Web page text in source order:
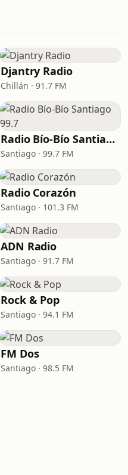
Djantry Radio
Chillán · 91.7 FM
Radio Bío-Bío Santiago 99.7
Santiago · 99.7 FM
Radio Corazón
Santiago · 101.3 FM
ADN Radio
Santiago · 91.7 FM
Rock & Pop
Santiago · 94.1 FM
FM Dos
Santiago · 98.5 FM